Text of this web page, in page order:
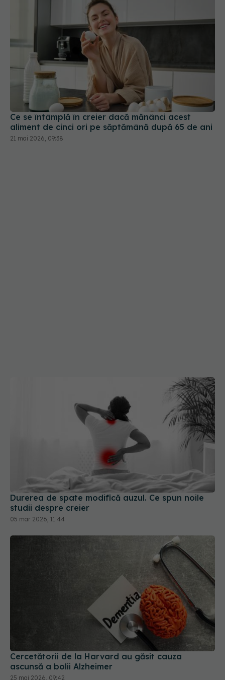
Ce se întâmplă în creier dacă mănânci acest
aliment de cinci ori pe săptămână după 65 de ani
21 mai 2026, 09:38
Durerea de spate modifică auzul. Ce spun noile
studii despre creier
05 mar 2026, 11:44
Cercetătorii de la Harvard au găsit cauza
ascunsă a bolii Alzheimer
25 mai 2026, 09:42